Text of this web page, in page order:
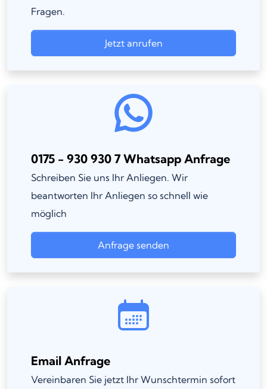
Fragen.
Jetzt anrufen
0175 - 930 930 7 Whatsapp Anfrage
Schreiben Sie uns Ihr Anliegen. Wir
beantworten Ihr Anliegen so schnell wie
möglich
Anfrage senden
Email Anfrage
Vereinbaren Sie jetzt Ihr Wunschtermin sofort